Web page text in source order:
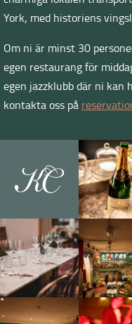
York, med historiens
Om ni är minst 30
egen restaurang för
egen jazzklubb där ni kan
kontakta oss på